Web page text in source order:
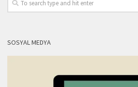
SOSYAL MEDYA